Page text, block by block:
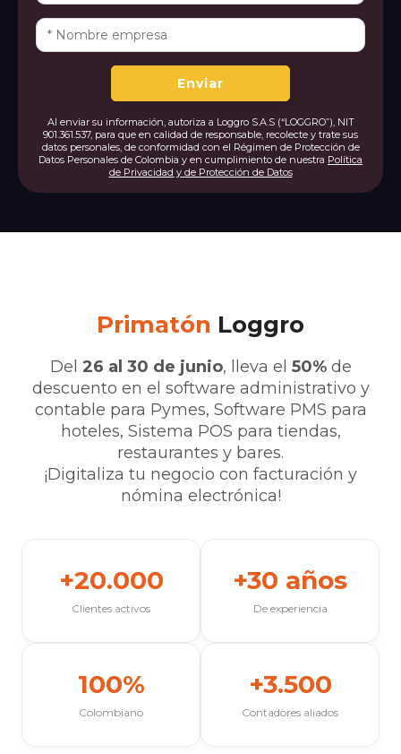
Enviar
Al enviar su información, autoriza a Loggro S.A.S (“LOGGRO”), NIT
901.361.537, para que en calidad de responsable, recolecte y trate sus
datos personales, de conformidad con el Régimen de Protección de
Datos Personales de Colombia y en cumplimiento de nuestra Política
de Privacidad y de Protección de Datos
Primatón Loggro
Del 26 al 30 de junio, lleva el 50%de
descuento en el software administrativo y
contable para Pymes, Software PMS para
hoteles, Sistema POS para tiendas,
restaurantes y bares.
¡Digitaliza tu negocio con facturación y
nómina electrónica!
+20.000
Clientes activos
+30 años
De experiencia
100%
Colombiano
+3.500
Contadores aliados